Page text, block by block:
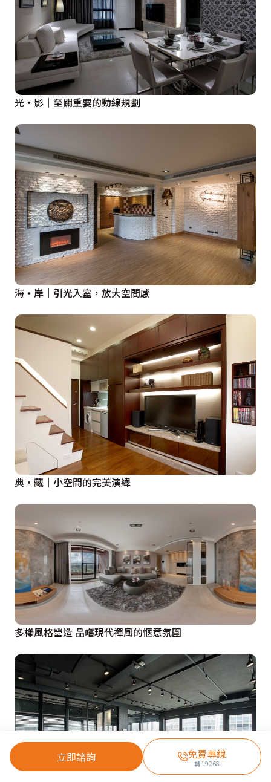
立即諮詢 免費專線
轉19268
光·影｜至關重要的動線規劃
海·岸｜引光入室，放大空間感
典·藏｜小空間的完美演繹
多樣風格營造 品嚐現代禪風的愜意氛圍